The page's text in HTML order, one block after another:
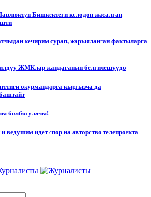
Бишкектеги колодон жасалган
кечирим сурап, жарыяланган фактыларга
ЖМКлар жандаганын белгилешүүдө
окурмандарга кыргызча да
болбогулачы!
ведущим идет спор на авторство телепроекта